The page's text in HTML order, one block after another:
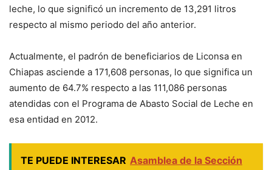
leche, lo que significó un incremento de 13,291 litros
respecto al mismo periodo del año anterior.
Actualmente, el padrón de beneficiarios de Liconsa en
Chiapas asciende a 171,608 personas, lo que significa un
aumento de 64.7% respecto a las 111,086 personas
atendidas con el Programa de Abasto Social de Leche en
esa entidad en 2012.
TE PUEDE INTERESAR Asamblea de la Sección